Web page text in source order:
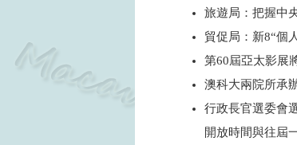
旅遊局：把握中
貿促局：新8“個
第60屆亞太影展
澳科大兩院所承
行政長官選委會
開放時間與往屆